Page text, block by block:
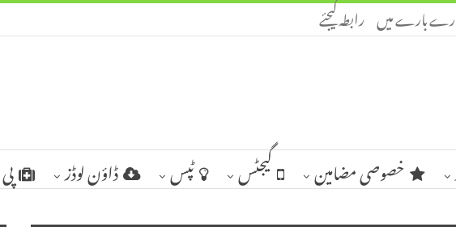
بارے میں رابطہ کیجئے
خصوصی مضامین گیجٹس ٹپس ڈاؤن لوڈز